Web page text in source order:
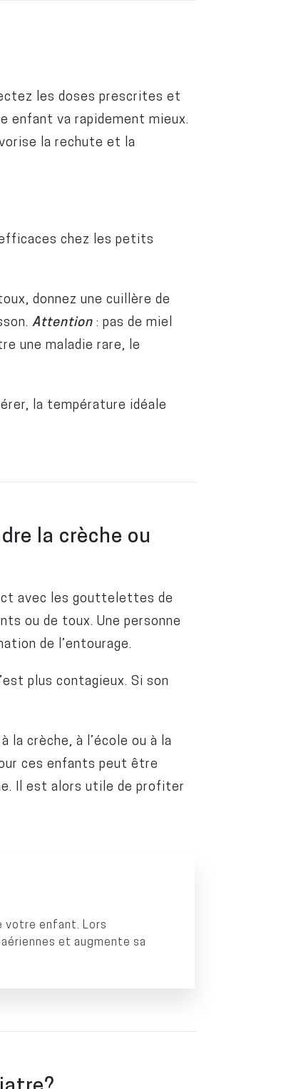
les doses prescrites et
enfant va rapidement mieux.
la rechute et la
chez les petits
donnez une cuillère de
Attention : pas de miel
une maladie rare, le
la température idéale
la crèche ou
avec les gouttelettes de
ou de toux. Une personne
de l’entourage.
plus contagieux. Si son
la crèche, à l’école ou à la
ces enfants peut être
Il est alors utile de profiter
votre enfant. Lors
et augmente sa